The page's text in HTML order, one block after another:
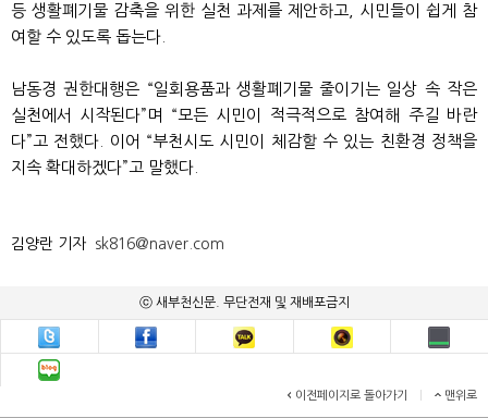
등 생활폐기물 감축을 위한 실천 과제를 제안하고, 시민들이 쉽게 참
여할 수 있도록 돕는다.
남동경 권한대행은 “일회용품과 생활폐기물 줄이기는 일상 속 작은
실천에서 시작된다”며 “모든 시민이 적극적으로 참여해 주길 바란
다”고 전했다. 이어 “부천시도 시민이 체감할 수 있는 친환경 정책을
지속 확대하겠다”고 말했다.
김양란 기자 sk816@naver.com
ⓒ 새부천신문. 무단전재 및 재배포금지
이전페이지로 돌아가기 맨위로